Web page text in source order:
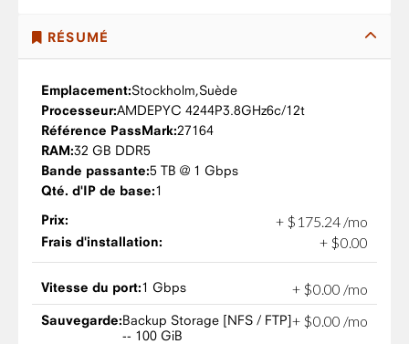
RÉSUMÉ
Emplacement:Stockholm,Suède
Processeur:AMDEPYC 4244P3.8GHz6c/12t
Référence PassMark:27164
RAM:32 GB DDR5
Bande passante:5 TB @ 1 Gbps
Qté. d'IP de base:1
Prix:
+ $ 175.24 /mo
Frais d'installation: + $0.00
Vitesse du port:1 Gbps + $0 00 /mo
Sauvegarde:Backup Storage [NFS / FTP]
-- 100 GiB
+ $0.00 /mo